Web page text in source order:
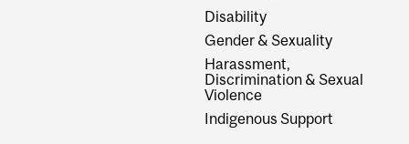
Disability
Gender & Sexuality
Harassment,
Discrimination & Sexual
Violence
Indigenous Support